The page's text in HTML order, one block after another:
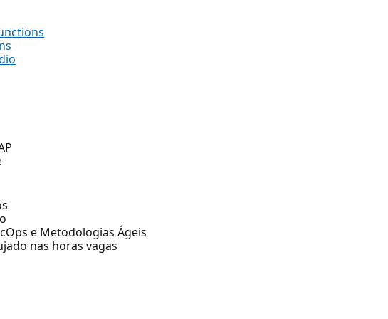
e Metodologias Ágeis
nas horas vagas